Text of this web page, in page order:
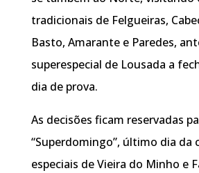
tradicionais de Felgueiras,
Basto, Amarante e Paredes,
superespecial de Lousada a
dia de prova.
As decisões ficam reservadas
“Superdomingo”, último dia da
especiais de Vieira do Minho e